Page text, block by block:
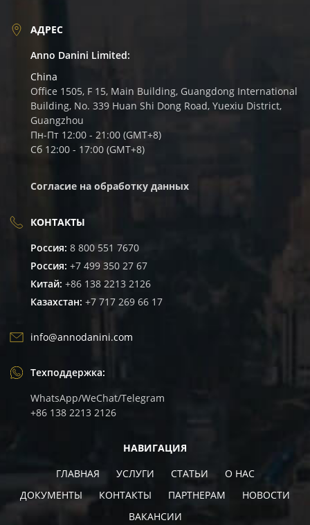
АДРЕС
Anno Danini Limited:
China
Office 1505, F 15, Main Building, Guangdong International
Building, No. 339 Huan Shi Dong Road, Yuexiu District,
Guangzhou
Пн-Пт 12:00 - 21:00 (GMT+8)
Сб 12:00 - 17:00 (GMT+8)
Согласие на обработку данных
КОНТАКТЫ
Россия: 8 800 551 7670
Россия: +7 499 350 27 67
Китай: +86 138 2213 2126
Казахстан: +7 717 269 66 17
info@annodanini.com
Техподдержка:
WhatsApp/WeChat/Telegram
+86 138 2213 2126
НАВИГАЦИЯ
ГЛАВНАЯ
УСЛУГИ СТАТЬИ
О НАС
ДОКУМЕНТЫ
КОНТАКТЫ ПАРТНЕРАМ
НОВОСТИ
ВАКАНCИИ